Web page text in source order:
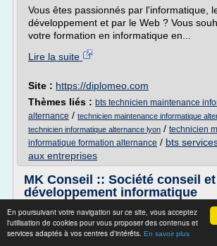
En poursuivant votre navigation sur ce site, vous acceptez
l'utilisation de cookies pour vous proposer des contenus et
services adaptés à vos centres d'intérêts. En savoir plus
Vous êtes passionnés par l'informatique,
développement et par le Web ? Vous
votre formation en informatique en...
Lire la suite
Site : https://diplomeo.com
Thèmes liés : bts technicien maintenance
alternance / technicien maintenance informatique
technicien informatique alternance lyon / technicien
informatique formation alternance / bts
aux entreprises
MK Conseil :: Société conseil et
développement informatique
Conseil et développement informatique
DEVELOPPEMENT WEB & LOGICIEL